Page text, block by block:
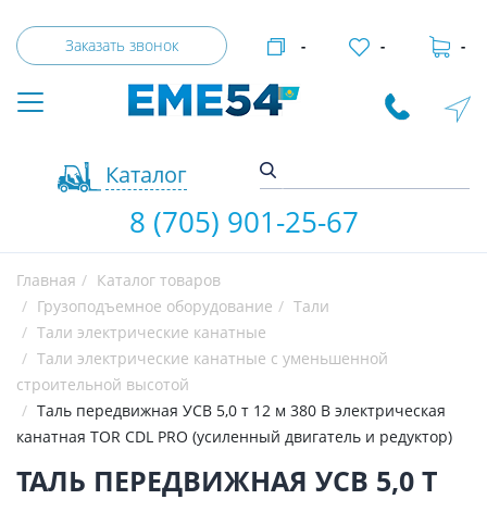
Заказать звонок
Каталог
- - -
8 (705) 901-25-67
Главная
Каталог товаров
Грузоподъемное оборудование
Тали
Тали электрические канатные
Тали электрические канатные с уменьшенной
строительной высотой
Таль передвижная УСВ 5,0 т 12 м 380 В электрическая
канатная TOR CDL PRO (усиленный двигатель и редуктор)
ТАЛЬ ПЕРЕДВИЖНАЯ УСВ 5,0 Т